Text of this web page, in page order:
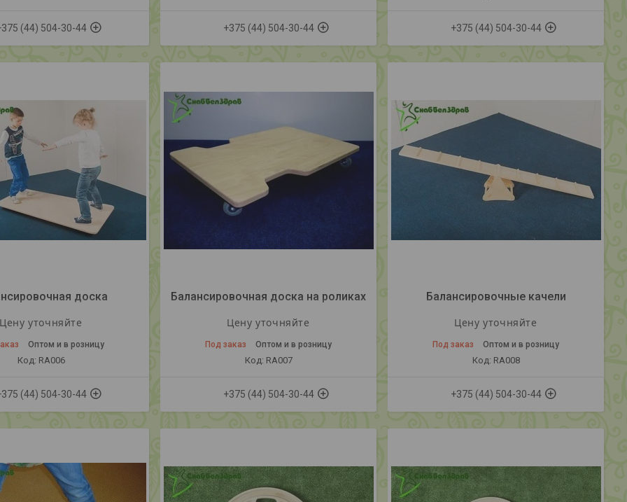
(44) 504-30-44 +375 (44) 504-30-44 +375 (44) 504-30-44
доска
Цену уточняйте
Оптом и в розницу
RA006
(44) 504-30-44
Бaлансировочная доска на роликах
Цену уточняйте
Под заказ Оптом и в розницу
RA007
+375 (44) 504-30-44
Балансировочные качели
Цену уточняйте
Под заказ Оптом и в розницу
RA008
+375 (44) 504-30-44